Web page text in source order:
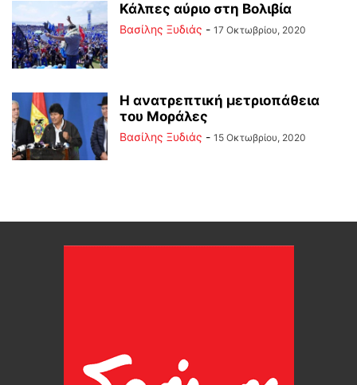
Κάλπες αύριο στη Βολιβία
Βασίλης Ξυδιάς - 17 Οκτωβρίου, 2020
Η ανατρεπτική μετριοπάθεια
του Μοράλες
Βασίλης Ξυδιάς - 15 Οκτωβρίου, 2020